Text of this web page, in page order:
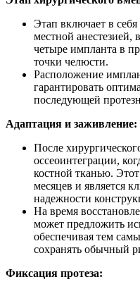
Этап включает в
местной анестезией,
четыре импланта в
точки челюсти.
Расположение
гарантировать
последующей
Адаптация и заживление:
После
оссеоинтеграции,
костной тканью.
месяцев и является
надежности
На время
может предложить
обеспечивая тем
сохранять обычный
Фиксация протеза: